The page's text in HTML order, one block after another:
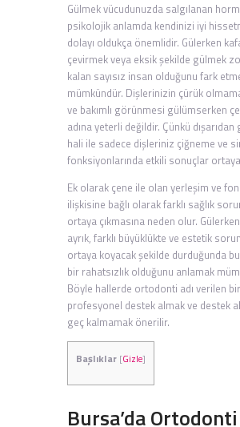
Gülmek vücudunuzda salgılanan
psikolojik anlamda kendinizi iyi
dolayı oldukça önemlidir. Gülerken
çevirmek veya eksik şekilde gülmek
kalan sayısız insan olduğunu fark
mümkündür. Dişlerinizin çürük
ve bakımlı görünmesi gülümserken
adına yeterli değildir. Çünkü
hali ile sadece dişleriniz çiğneme ve
fonksiyonlarında etkili sonuçlar
Ek olarak çene ile olan yerleşim ve
ilişkisine bağlı olarak farklı sağlık
ortaya çıkmasına neden olur.
ayrık, farklı büyüklükte ve estetik
ortaya koyacak şekilde durduğunda
bir rahatsızlık olduğunu anlamak
Böyle hallerde ortodonti adı verilen
profesyonel destek almak ve destek
geç kalmamak önerilir.
Başlıklar [Gizle]
Bursa’da Ortodonti